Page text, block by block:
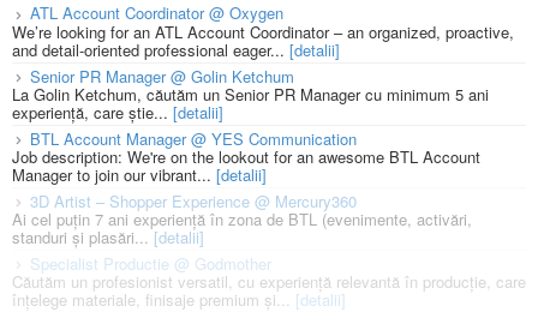
ATL Account Coordinator @ Oxygen
We’re looking for an ATL Account Coordinator – an organized, proactive,
and detail-oriented professional eager... [detalii]
Senior PR Manager @ Golin Ketchum
La Golin Ketchum, căutăm un Senior PR Manager cu minimum 5 ani
experiență, care știe... [detalii]
BTL Account Manager @ YES Communication
Job description: We're on the lookout for an awesome BTL Account
Manager to join our vibrant... [detalii]
3D Artist – Shopper Experience @ Mercury360
Ai cel puțin 7 ani experiență în zona de BTL (evenimente, activări,
standuri și plasări...[detalii]
Specialist Productie @ Godmother
Căutăm un profesionist versatil, cu experiență relevantă în producție, care
înțelege materiale, finisaje premium și... [detalii]